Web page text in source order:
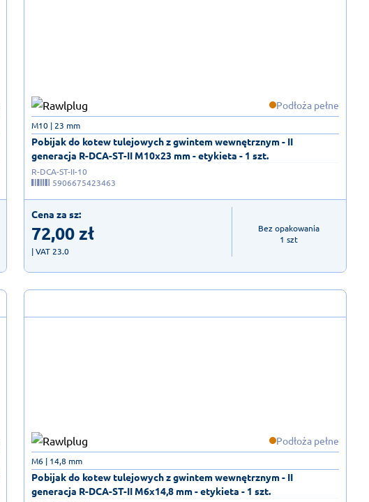
Podłoża pełne
Pobijak do kotew tulejowych z gwintem wewnętrznym - II
generacja R-DCA-ST-II M10x23 mm - etykieta - 1 szt.
M10 | 23 mm
R-DCA-ST-II-10
5906675423463
Cena za sz:
72,00zł
| VAT 23.0
Bez opakowania
1 szt
Podłoża pełne
Pobijak do kotew tulejowych z gwintem wewnętrznym - II
generacja R-DCA-ST-II M6x14,8 mm - etykieta - 1 szt.
M6 | 14,8 mm